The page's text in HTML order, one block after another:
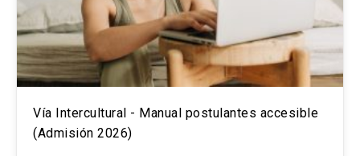
Vía Intercultural - Manual postulantes accesible
(Admisión 2026)